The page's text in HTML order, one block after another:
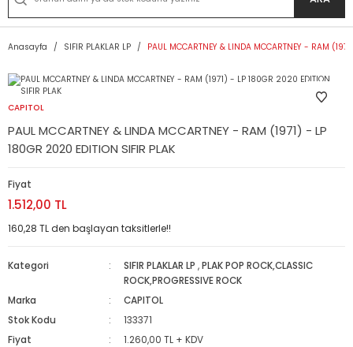
Anasayfa SIFIR PLAKLAR LP PAUL MCCARTNEY & LINDA MCCARTNEY - RAM
CAPITOL
PAUL MCCARTNEY & LINDA MCCARTNEY - RAM (1971) - LP
180GR 2020 EDITION SIFIR PLAK
Fiyat
1.512,00 TL
160,28 TL den başlayan taksitlerle!!
Kategori SIFIR PLAKLAR LP ,PLAK POP ROCK,CLASSIC
ROCK,PROGRESSIVE ROCK
Marka
CAPITOL
Stok Kodu
133371
Fiyat
1.260,00 TL + KDV